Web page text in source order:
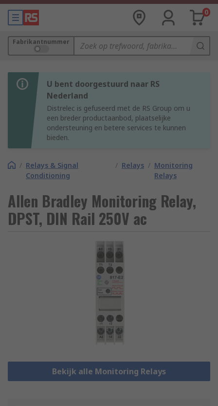
0
Fabrikantnummer
U bent doorgestuurd naar RS
Nederland
Distrelec is gefuseerd met de RS Group om u
een breder productaanbod, plaatselijke
ondersteuning en betere services te kunnen
bieden.
/ Relays & Signal
Conditioning
/ Relays / Monitoring
Relays
Allen Bradley Monitoring Relay,
DPST, DIN Rail 250V ac
Bekijk alle Monitoring Relays